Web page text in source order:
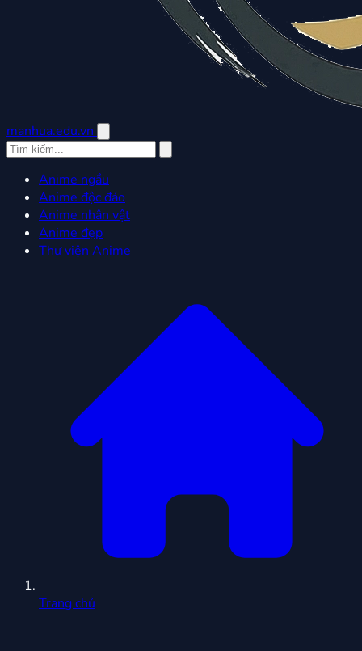
manhua.edu.vn
Anime ngầu
Anime độc đáo
Anime nhân vật
Anime đẹp
Thư viện Anime
Trang chủ